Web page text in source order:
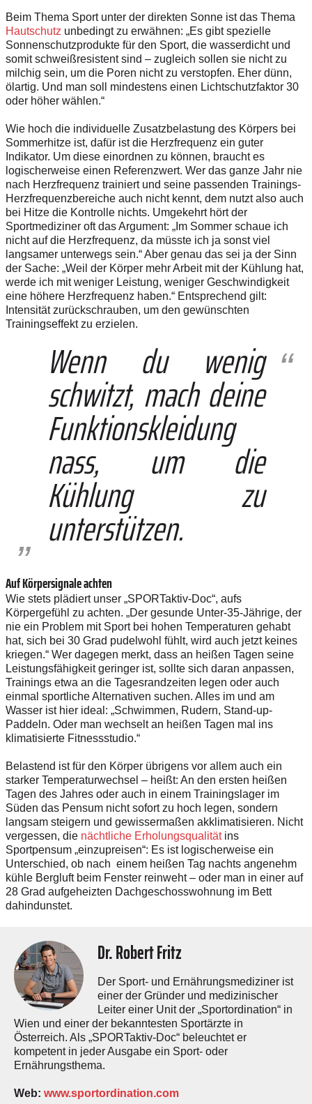
Beim Thema Sport unter der direkten Sonne ist das Thema
Hautschutz unbedingt zu erwähnen: „Es gibt spezielle
Sonnenschutzprodukte für den Sport, die wasserdicht und
somit schweißresistent sind – zugleich sollen sie nicht zu
milchig sein, um die Poren nicht zu verstopfen. Eher dünn,
ölartig. Und man soll mindestens einen Lichtschutzfaktor 30
oder höher wählen.“
Wie hoch die individuelle Zusatzbelastung des Körpers bei
Sommerhitze ist, dafür ist die Herzfrequenz ein guter
Indikator. Um diese einordnen zu können, braucht es
logischerweise einen Referenzwert. Wer das ganze Jahr nie
nach Herzfrequenz trainiert und seine passenden Trainings-
Herzfrequenzbereiche auch nicht kennt, dem nutzt also auch
bei Hitze die Kontrolle nichts. Umgekehrt hört der
Sportmediziner oft das Argument: „Im Sommer schaue ich
nicht auf die Herzfrequenz, da müsste ich ja sonst viel
langsamer unterwegs sein.“ Aber genau das sei ja der Sinn
der Sache: „Weil der Körper mehr Arbeit mit der Kühlung hat,
werde ich mit weniger Leistung, weniger Geschwindigkeit
eine höhere Herzfrequenz haben.“ Entsprechend gilt:
Intensität zurückschrauben, um den gewünschten
Trainingseffekt zu erzielen.
Wenn du wenig
schwitzt, mach deine
Funktionskleidung
nass, um die
Kühlung zu
unterstützen.
Auf Körpersignale achten
Wie stets plädiert unser „SPORTaktiv-Doc“, aufs
Körpergefühl zu achten. „Der gesunde Unter-35-Jährige, der
nie ein Problem mit Sport bei hohen Temperaturen gehabt
hat, sich bei 30 Grad pudelwohl fühlt, wird auch jetzt keines
kriegen.“ Wer dagegen merkt, dass an heißen Tagen seine
Leistungsfähigkeit geringer ist, sollte sich daran anpassen,
Trainings etwa an die Tagesrandzeiten legen oder auch
einmal sportliche Alternativen suchen. Alles im und am
Wasser ist hier ideal: „Schwimmen, Rudern, Stand-up-
Paddeln. Oder man wechselt an heißen Tagen mal ins
klimatisierte Fitnessstudio.“
Belastend ist für den Körper übrigens vor allem auch ein
starker Temperaturwechsel – heißt: An den ersten heißen
Tagen des Jahres oder auch in einem Trainingslager im
Süden das Pensum nicht sofort zu hoch legen, sondern
langsam steigern und gewissermaßen akklimatisieren. Nicht
vergessen, die nächtliche Erholungsqualitätins
Sportpensum „einzupreisen“: Es ist logischerweise ein
Unterschied, ob nach einem heißen Tag nachts angenehm
kühle Bergluft beim Fenster reinweht – oder man in einer auf
28 Grad aufgeheizten Dachgeschosswohnung im Bett
dahindunstet.
Dr. Robert Fritz
Der Sport- und Ernährungsmediziner ist
einer der Gründer und medizinischer
Leiter einer Unit der „Sportordination“ in
Wien und einer der bekanntesten Sportärzte in
Österreich. Als „SPORTaktiv-Doc“ beleuchtet er
kompetent in jeder Ausgabe ein Sport- oder
Ernährungsthema.
Web: www.sportordination.com